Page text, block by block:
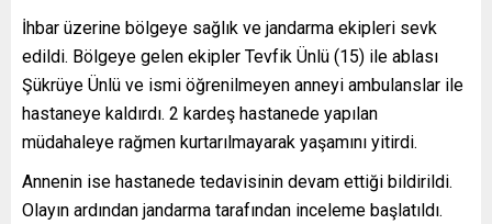
İhbar üzerine bölgeye sağlık ve jandarma ekipleri sevk
edildi. Bölgeye gelen ekipler Tevfik Ünlü (15) ile ablası
Şükrüye Ünlü ve ismi öğrenilmeyen anneyi ambulanslar ile
hastaneye kaldırdı. 2 kardeş hastanede yapılan
müdahaleye rağmen kurtarılmayarak yaşamını yitirdi.
Annenin ise hastanede tedavisinin devam ettiği bildirildi.
Olayın ardından jandarma tarafından inceleme başlatıldı.